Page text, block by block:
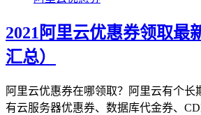
2021阿里云优惠券领取最
汇总）
阿里云优惠券在哪领取？阿里云有个长
有云服务器优惠券、数据库代金券、